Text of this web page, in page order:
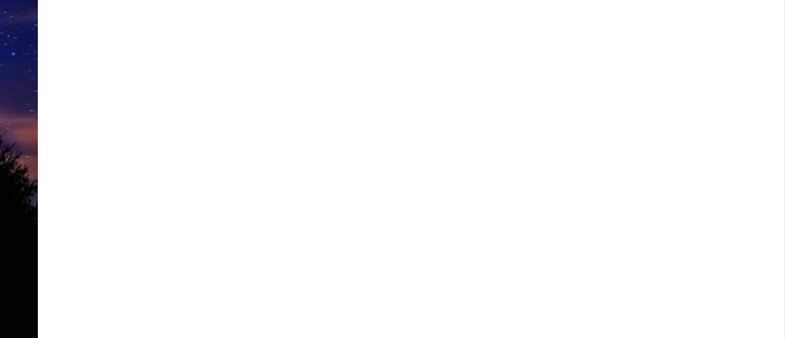
Música
Folklórica
Argentina
Internacional
Musicando
con